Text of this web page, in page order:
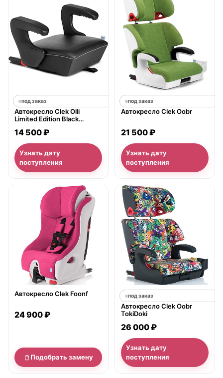
под заказ
Автокресло Clek Olli
Limited Edition Black
14 500 ₽
Узнать дату
поступления
под заказ
Автокресло Clek Oobr
21 500 ₽
Узнать дату
поступления
нет в продаже
Автокресло Clek Foonf
24 900 ₽
Подобрать замену
под заказ
Автокресло Clek Oobr
TokiDoki
26 000 ₽
Узнать дату
поступления